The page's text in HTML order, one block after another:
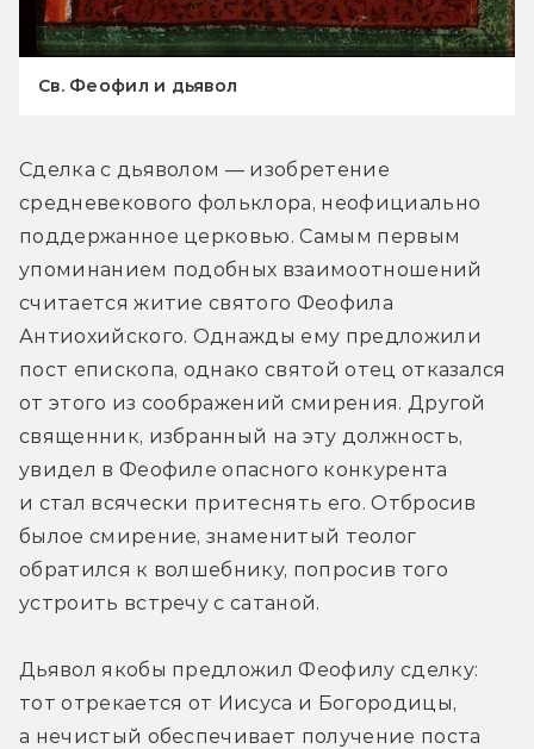
Св. Феофил и дьявол
Сделка с дьяволом — изобретение
средневекового фольклора, неофициально
поддержанное церковью. Самым первым
упоминанием подобных взаимоотношений
считается житие святого Феофила
Антиохийского. Однажды ему предложили
пост епископа, однако святой отец отказался
от этого из соображений смирения. Другой
священник, избранный на эту должность,
увидел в Феофиле опасного конкурента
и стал всячески притеснять его. Отбросив
былое смирение, знаменитый теолог
обратился к волшебнику, попросив того
устроить встречу с сатаной.
Дьявол якобы предложил Феофилу сделку:
тот отрекается от Иисуса и Богородицы,
а нечистый обеспечивает получение поста